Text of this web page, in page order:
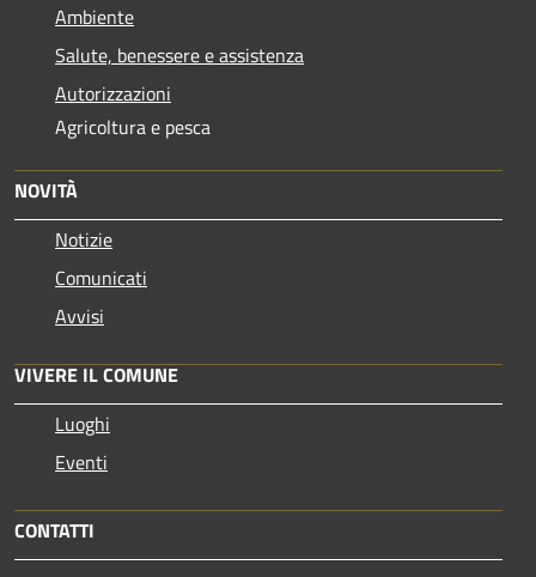
Ambiente
Salute, benessere e assistenza
Autorizzazioni
Agricoltura e pesca
NOVITÀ
Notizie
Comunicati
Avvisi
VIVERE IL COMUNE
Luoghi
Eventi
CONTATTI